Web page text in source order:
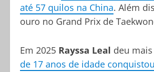
até 57 quilos na China. Além
ouro no Grand Prix de
Em 2025 Rayssa Leal deu
de 17 anos de idade